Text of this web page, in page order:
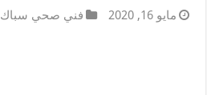
مايو 16, 2020 فني صحي سباك